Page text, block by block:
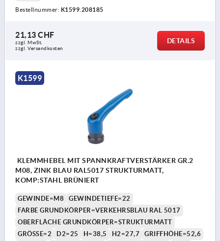
Bestellnummer: K1599.208185
21,13 CHF
zzgl. MwSt.
zzgl. Versandkosten
DETAILS
K1599
KLEMMHEBEL MIT SPANNKRAFTVERSTÄRKER GR.2
M08, ZINK BLAU RAL5017 STRUKTURMATT,
KOMP:STAHL BRÜNIERT
GEWINDE=M8
GEWINDETIEFE=22
FARBE GRUNDKÖRPER=VERKEHRSBLAU RAL 5017
OBERFLÄCHE GRUNDKÖRPER=STRUKTURMATT
GRÖSSE=2
D2=25 H=38,5 H2=27,7
GRIFFHÖHE=52,6